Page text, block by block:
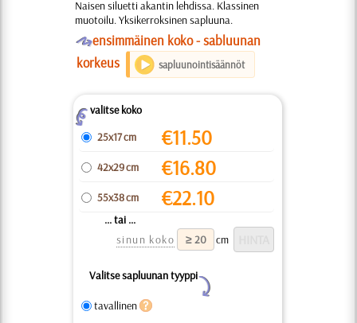
Naisen siluetti akantin lehdissa. Klassinen
muotoilu. Yksikerroksinen sapluuna.
Oensimmäinen koko - sabluunan
korkeus
sapluunointisäännöt
Zvalitse koko
25x17 cm
€11.50
42x29 cm €16.80
55x38 cm €22.10
... tai ...
sinun koko
cm
Valitse sapluunan tyyppi
Y
tavallinen